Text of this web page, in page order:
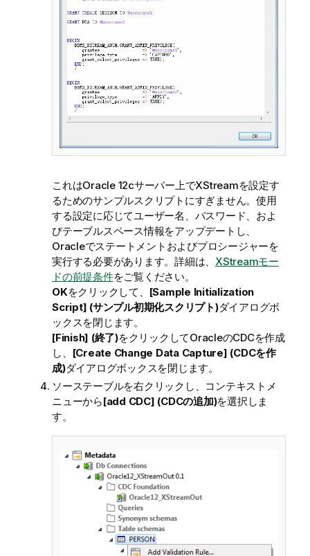
これはOracle 12cサーバー上でXStreamを設定す
るためのサンプルスクリプトにすぎません。使用
する設定に応じてユーザー名、パスワード、およ
びテーブルスペース情報をアップデートし、
Oracleでステートメントおよびプロシージャーを
実行する必要があります。詳細は、 XStreamモー
ドの前提条件をご覧ください。
OKをクリックして、 [Sample Initialization
Script] (サンプル初期化スクリプト)ダイアログボ
ックスを閉じます。
[Finish] (終了)をクリックしてOracleのCDCを作成
し、 [Create Change Data Capture] (CDCを作
成)ダイアログボックスを閉じます。
ソーステーブルを右クリックし、コンテキストメ
ニューから[add CDC] (CDCの追加)を選択しま
す。